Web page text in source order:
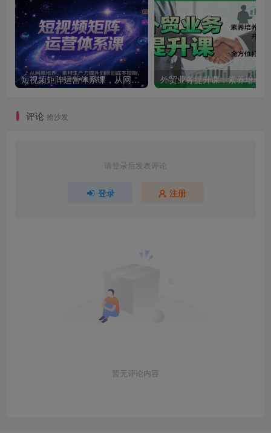
短视频矩阵运营体系课，从网感培养、素材生产力提升到原创成本控制，快速放大商业结果
评论 抢沙发
请登录后发表评论
登录 注册
暂无评论内容